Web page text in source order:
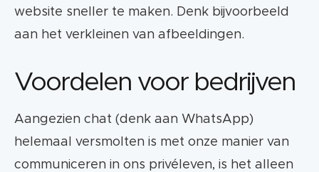
website sneller te maken. Denk bijvoorbeeld
aan het verkleinen van afbeeldingen.
Voordelen voor bedrijven
Aangezien chat (denk aan WhatsApp)
helemaal versmolten is met onze manier van
communiceren in ons privéleven, is het alleen